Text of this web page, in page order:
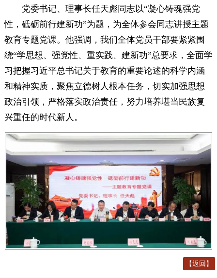
党委书记、理事长任天彪同志以“凝心铸魂强党
性，砥砺前行建新功”为题，为全体参会同志讲授主题
教育专题党课。他强调，我们全体党员干部要紧紧围
绕“学思想、强党性、重实践、建新功”总要求，全面学
习把握习近平总书记关于教育的重要论述的科学内涵
和精神实质，聚焦立德树人根本任务，切实加强思想
政治引领，严格落实政治责任，努力培养堪当民族复
兴重任的时代新人。
【返回】